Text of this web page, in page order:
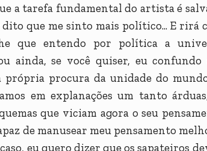
a tarefa fundamental do artista é
que me sinto mais político... E rirá
que entendo por política a
ainda, se você quiser, eu
procura da unidade do
em explanações um tanto
que viciam agora o seu
de manusear meu pensamento
eu quero dizer que os sapateiros